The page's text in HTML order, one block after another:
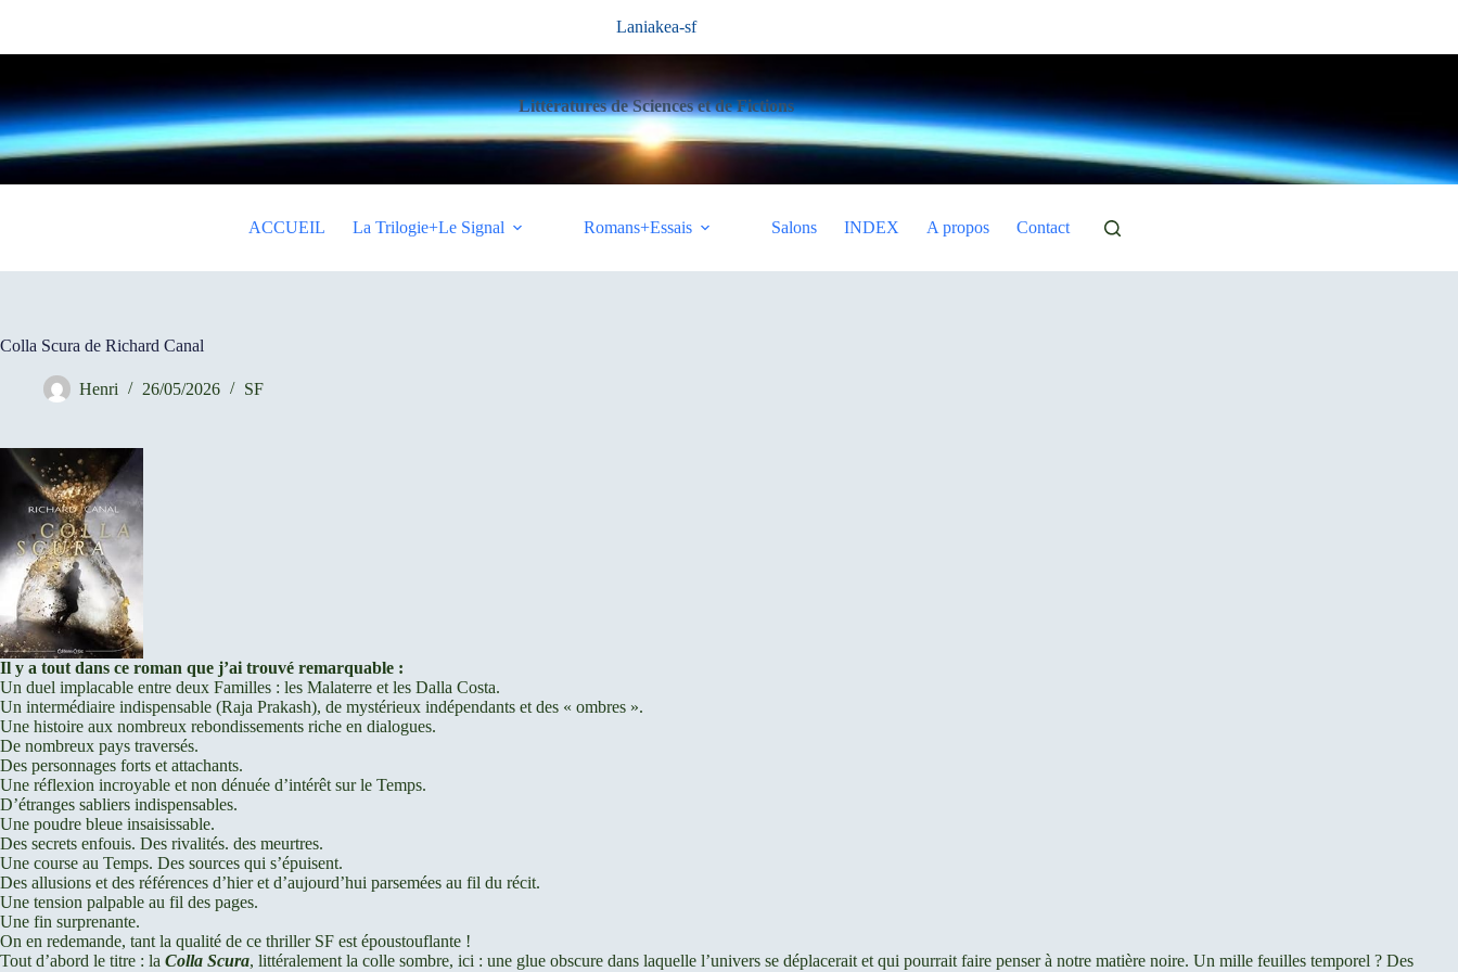
Laniakea-sf
Littératures de Sciences et de Fictions
ACCUEIL La Trilogie+Le Signal Romans+Essais Salons INDEX A propos Contact
Colla Scura de Richard Canal
Henri 26/05/2026 SF
Il y a tout dans ce roman que j’ai trouvé remarquable :
Un duel implacable entre deux Familles : les Malaterre et les Dalla Costa.
Un intermédiaire indispensable (Raja Prakash), de mystérieux indépendants et des « ombres ».
Une histoire aux nombreux rebondissements riche en dialogues.
De nombreux pays traversés.
Des personnages forts et attachants.
Une réflexion incroyable et non dénuée d’intérêt sur le Temps.
D’étranges sabliers indispensables.
Une poudre bleue insaisissable.
Des secrets enfouis. Des rivalités. des meurtres.
Une course au Temps. Des sources qui s’épuisent.
Des allusions et des références d’hier et d’aujourd’hui parsemées au fil du récit.
Une tension palpable au fil des pages.
Une fin surprenante.
On en redemande, tant la qualité de ce thriller SF est époustouflante !
Tout d’abord le titre : la Colla Scura, littéralement la colle sombre, ici : une glue obscure dans laquelle l’univers se déplacerait et qui pourrait faire penser à notre matière noire. Un mille feuilles temporel ? Des